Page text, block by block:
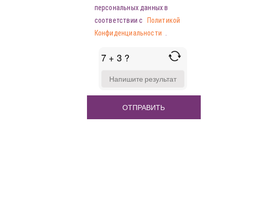
персональных данных в
соответствии с
Политикой
Конфиденциальности
7 + 3 ?
FOR